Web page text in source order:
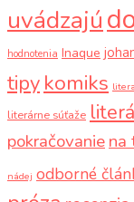
uvádzajú
hodnotenia Inaque
tipy komiks
literárne súťaže
pokračovaniena
nádej odborné